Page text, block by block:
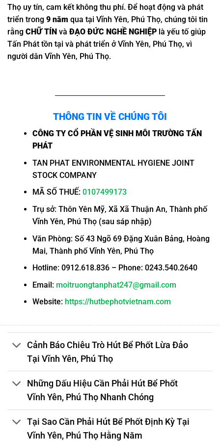
Thọ uy tín, cam kết không thu phí. Để hoạt động và phát
triển trong 9 năm qua tại Vĩnh Yên, Phú Thọ, chúng tôi tin
rằng CHỮ TÍN và ĐẠO ĐỨC NGHỀ NGHIỆP là yếu tố giúp
Tấn Phát tồn tại và phát triển ở Vĩnh Yên, Phú Thọ, vì
người dân Vĩnh Yên, Phú Thọ.
THÔNG TIN VỀ CHÚNG TÔI
CÔNG TY CỔ PHẦN VỆ SINH MÔI TRƯỜNG TẤN
PHÁT
TAN PHAT ENVIRONMENTAL HYGIENE JOINT
STOCK COMPANY
MÃ SỐ THUẾ: 0107499173
Trụ sở: Thôn Yên Mỹ, Xã Xã Thuận An, Thành phố
Vĩnh Yên, Phú Thọ (sau sáp nhập)
Văn Phòng: Số 43 Ngõ 69 Đặng Xuân Bảng, Hoàng
Mai, Thành phố Vĩnh Yên, Phú Thọ
Hotline: 0912.618.836 – Phone: 0243.540.2640
Email: moitruongtanphat247@gmail.com
Website: https://hutbephotvietnam.com
Cảnh Báo Chiêu Trò Hút Bể Phốt Lừa Đảo
Tại Vĩnh Yên, Phú Thọ
Những Dấu Hiệu Cần Phải Hút Bể Phốt
Vĩnh Yên, Phú Thọ Nhanh Chóng
Tại Sao Cần Phải Hút Bể Phốt Định Kỳ Tại
Vĩnh Yên, Phú Thọ Hằng Năm